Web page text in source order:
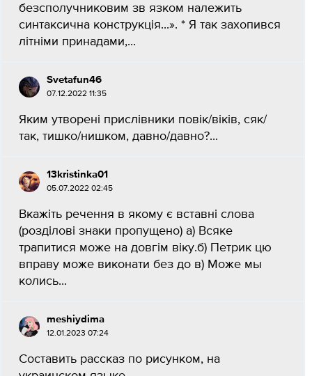
безсполучниковим зв язком належить
синтаксична конструкція...». * Я так захопився
літніми принадами,...
Svetafun46
07.12.2022 11:35
Яким утворені прислівники повік/віків, сяк/
так, тишко/нишком, давно/давно?...
13kristinka01
05.07.2022 02:45
Вкажіть речення в якому є вставні слова
(розділові знаки пропущено) а) Всяке
трапитися може на довгім віку.б) Петрик цю
вправу може виконати без до в) Може мы
колись...
meshiydima
12.01.2023 07:24
Составить рассказ по рисунком, на